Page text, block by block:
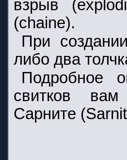
взрыв
(chaine).
При
либо два
Подробное
свитков вам
Сарните